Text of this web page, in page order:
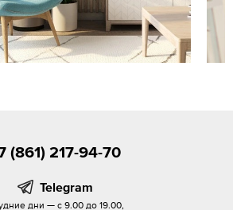
(861) 217-94-70
Telegram
дни — с 9.00 до 19.00,